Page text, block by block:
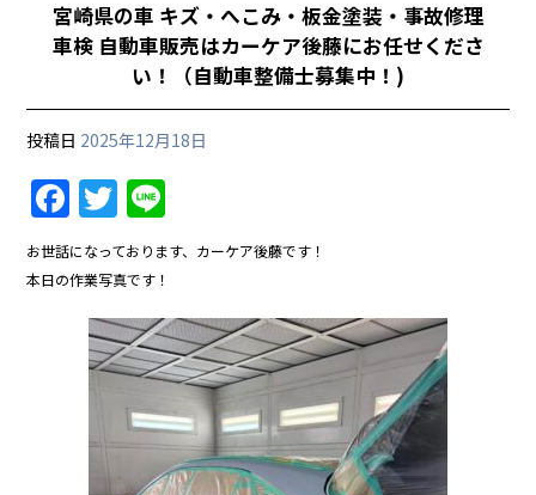
宮崎県の車 キズ・へこみ・板金塗装・事故修理
車検 自動車販売はカーケア後藤にお任せくださ
い！（自動車整備士募集中！)
投稿日 2025年12月18日
F
a
c
e
b
o
o
k
T
w
itt
er
n
e
お世話になっております、カーケア後藤です！
本日の作業写真です！